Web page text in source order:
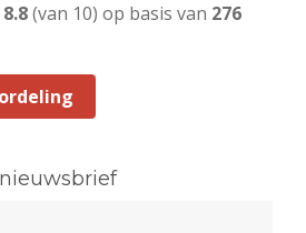
8.8(van 10) op basis van 276